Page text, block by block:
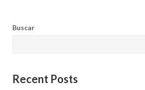
Buscar
Recent Posts